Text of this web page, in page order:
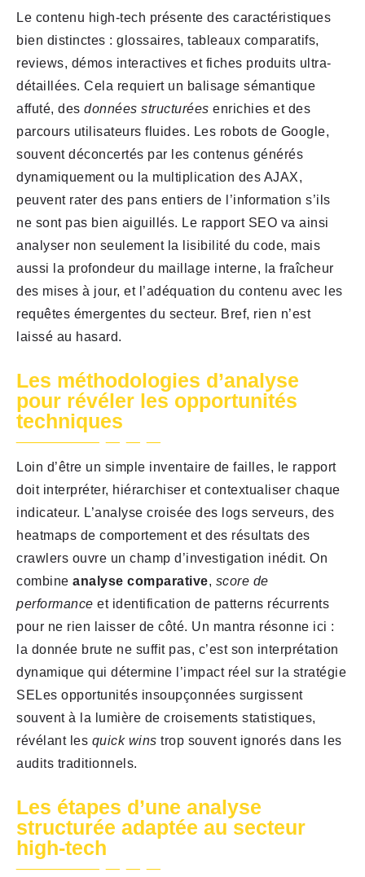
Le contenu high-tech présente des caractéristiques
bien distinctes : glossaires, tableaux comparatifs,
reviews, démos interactives et fiches produits ultra-
détaillées. Cela requiert un balisage sémantique
affuté, des données structurées enrichies et des
parcours utilisateurs fluides. Les robots de Google,
souvent déconcertés par les contenus générés
dynamiquement ou la multiplication des AJAX,
peuvent rater des pans entiers de l’information s’ils
ne sont pas bien aiguillés. Le rapport SEO va ainsi
analyser non seulement la lisibilité du code, mais
aussi la profondeur du maillage interne, la fraîcheur
des mises à jour, et l’adéquation du contenu avec les
requêtes émergentes du secteur. Bref, rien n’est
laissé au hasard.
Les méthodologies d’analyse
pour révéler les opportunités
techniques
Loin d’être un simple inventaire de failles, le rapport
doit interpréter, hiérarchiser et contextualiser chaque
indicateur. L’analyse croisée des logs serveurs, des
heatmaps de comportement et des résultats des
crawlers ouvre un champ d’investigation inédit. On
combine analyse comparative, score de
performance et identification de patterns récurrents
pour ne rien laisser de côté. Un mantra résonne ici :
la donnée brute ne suffit pas, c’est son interprétation
dynamique qui détermine l’impact réel sur la stratégie
SELes opportunités insoupçonnées surgissent
souvent à la lumière de croisements statistiques,
révélant les quick wins trop souvent ignorés dans les
audits traditionnels.
Les étapes d’une analyse
structurée adaptée au secteur
high-tech